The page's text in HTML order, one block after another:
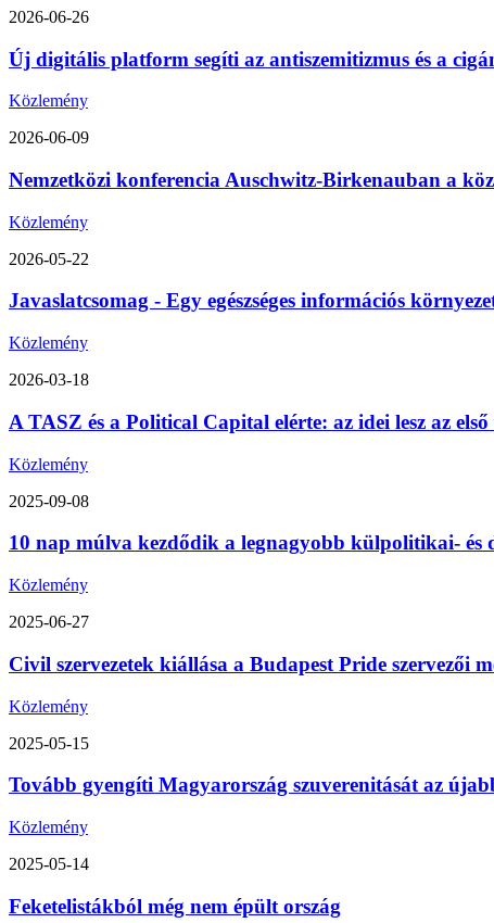
2026-06-26
Új digitális platform segíti az antiszemitizmus és a
Közlemény
2026-06-09
Nemzetközi konferencia Auschwitz-Birkenauban a
Közlemény
2026-05-22
Javaslatcsomag - Egy egészséges információs
Közlemény
2026-03-18
A TASZ és a Political Capital elérte: az idei lesz az
Közlemény
2025-09-08
10 nap múlva kezdődik a legnagyobb külpolitikai- és
Közlemény
2025-06-27
Civil szervezetek kiállása a Budapest Pride szervezői
Közlemény
2025-05-15
Tovább gyengíti Magyarország szuverenitását az
Közlemény
2025-05-14
Feketelistákból még nem épült ország